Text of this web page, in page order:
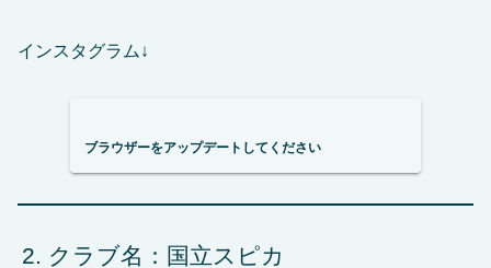
インスタグラム↓
ブラウザーをアップデートしてください
クラブ名：国立スピカ